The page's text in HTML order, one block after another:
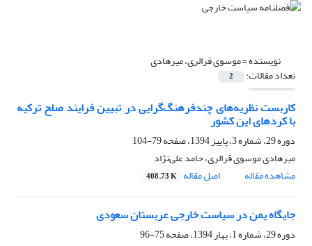
نویسنده =موسوی قرالری، میرهادی
تعداد مقالات: 2
کاربست نظریه‌های چندفرهنگ‌گرایی در تبیین فرایند صلح ترکیه
با کردهای این کشور
دوره 29، شماره 3، پاییز 1394، صفحه
79-104
میرهادی موسوی قرالری، حامد علی‌نژاد
مشاهده مقاله
اصل مقاله 408.73 K
جایگاه یمن در سیاست خارجی عربستان سعودی
دوره 29، شماره 1، بهار 1394، صفحه
75-96